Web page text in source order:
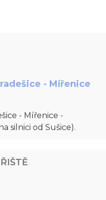
- Mířenice
- Mířenice -
silnici od Sušice).